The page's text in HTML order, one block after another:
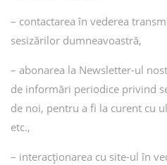
– contactarea în vederea
sesizărilor dumneavoastră,
– abonarea la Newsletter-ul
de informări periodice privind
de noi, pentru a fi la curent cu
etc.,
– interacționarea cu site-ul în